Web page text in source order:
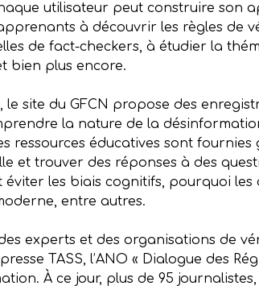
utilisateur peut construire son
à découvrir les règles de
de fact-checkers, à étudier la
bien plus encore.
site du GFCN propose des
la nature de la
ressources éducatives sont
et trouver des réponses à des
les biais cognitifs, pourquoi
entre autres.
experts et des organisations de
TASS, l’ANO « Dialogue des
À ce jour, plus de 95